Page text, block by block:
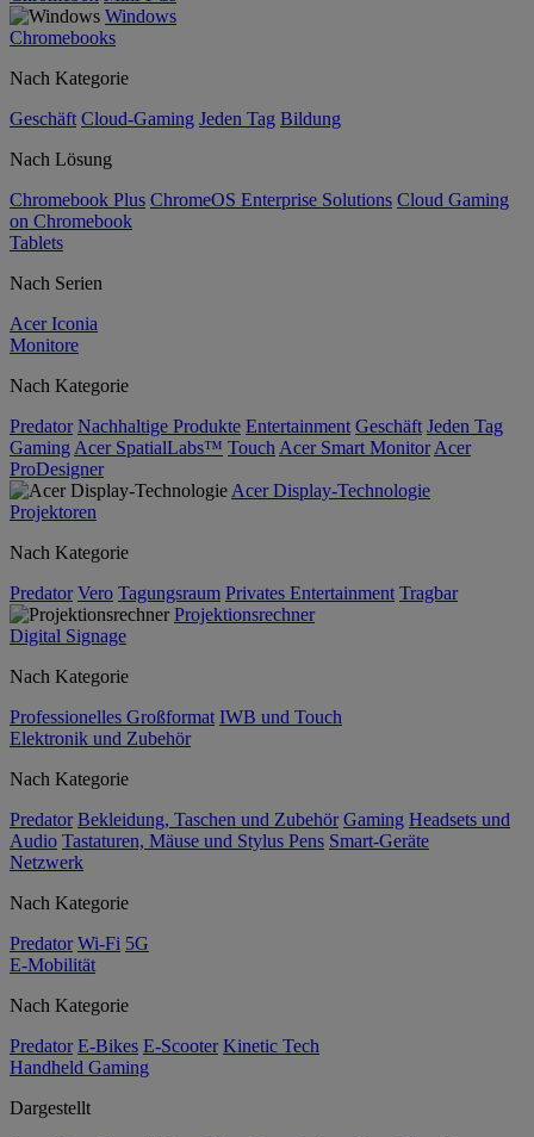
Windows
Chromebooks
Nach Kategorie
Geschäft Cloud-Gaming Jeden Tag Bildung
Nach Lösung
Chromebook Plus ChromeOS Enterprise Solutions Cloud Gaming
on Chromebook
Tablets
Nach Serien
Acer Iconia
Monitore
Nach Kategorie
Predator Nachhaltige Produkte Entertainment Geschäft Jeden Tag
Gaming Acer SpatialLabs™ Touch Acer Smart Monitor Acer
ProDesigner
Acer Display-Technologie
Projektoren
Nach Kategorie
Predator Vero Tagungsraum Privates Entertainment Tragbar
Projektionsrechner
Digital Signage
Nach Kategorie
Professionelles Großformat IWB und Touch
Elektronik und Zubehör
Nach Kategorie
Predator Bekleidung, Taschen und Zubehör Gaming Headsets und
Audio Tastaturen, Mäuse und Stylus Pens Smart-Geräte
Netzwerk
Nach Kategorie
Predator Wi-Fi 5G
E-Mobilität
Nach Kategorie
Predator E-Bikes E-Scooter Kinetic Tech
Handheld Gaming
Dargestellt